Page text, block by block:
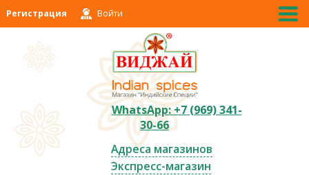
Регистрация Войти
WhatsApp: +7 (969) 341-
30-66
Адреса магазинов
Экспресс-магазин